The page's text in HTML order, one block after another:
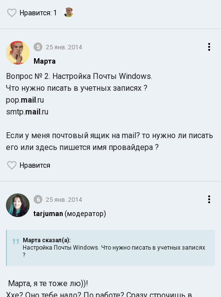
Нравится: 1
5 25 янв. 2014
Марта
Вопрос № 2. Настройка Почты Windows.
Что нужно писать в учетных записях ?
pop.mail.ru
smtp.mail.ru
Если у меня почтовый ящик на mail? то нужно ли писать
его или здесь пишется имя провайдера ?
Нравится
6 25 янв. 2014
tarjuman (модератор)
Марта сказал(а):
Настройка Почты Windows. Что нужно писать в учетных записях
?
Марта, я те тоже лю))!